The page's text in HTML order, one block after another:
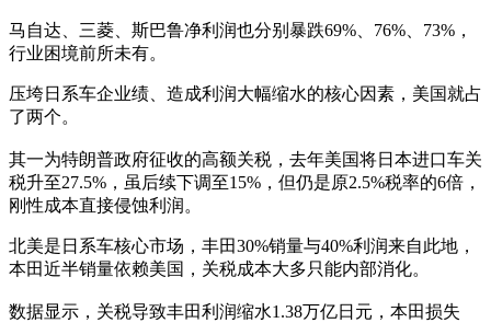
马自达、三菱、斯巴鲁净利润也分别暴跌69%、76%、73%，
行业困境前所未有。
压垮日系车企业绩、造成利润大幅缩水的核心因素，美国就占
了两个。
其一为特朗普政府征收的高额关税，去年美国将日本进口车关
税升至27.5%，虽后续下调至15%，但仍是原2.5%税率的6倍，
刚性成本直接侵蚀利润。
北美是日系车核心市场，丰田30%销量与40%利润来自此地，
本田近半销量依赖美国，关税成本大多只能内部消化。
数据显示，关税导致丰田利润缩水1.38万亿日元，本田损失